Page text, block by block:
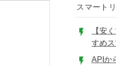
スマート
【安
すめ
APIか